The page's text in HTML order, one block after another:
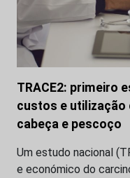
TRACE2: primeiro
custos e utilização
cabeça e pescoço
Um estudo nacional
e económico do